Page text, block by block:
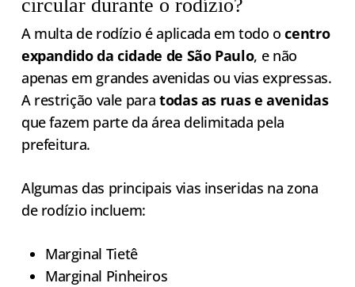
circular durante o rodízio?
A multa de rodízio é aplicada em todo ocentro
expandido da cidade de São Paulo, e não
apenas em grandes avenidas ou vias expressas.
A restrição vale para todas as ruas e avenidas
que fazem parte da área delimitada pela
prefeitura.
Algumas das principais vias inseridas na zona
de rodízio incluem:
Marginal Tietê
Marginal Pinheiros